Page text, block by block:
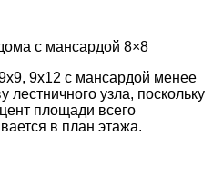
с мансардой 8×8
9х12 с мансардой менее
лестничного узла, поскольку
площади всего
в план этажа.